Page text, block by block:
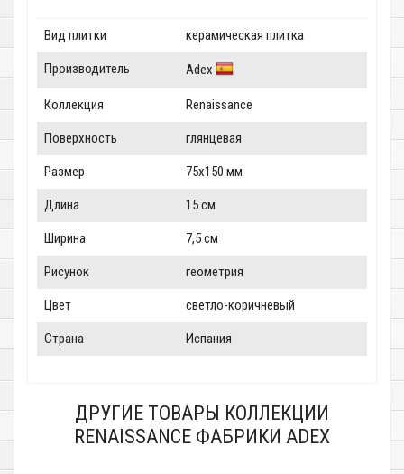
Вид плитки керамическая плитка
Производитель Adex
Коллекция Renaissance
Поверхность глянцевая
Размер 75x150 мм
Длина 15 см
Ширина 7,5 см
Рисунок геометрия
Цвет светло-коричневый
Страна Испания
ДРУГИЕ ТОВАРЫ КОЛЛЕКЦИИ
RENAISSANCE ФАБРИКИ ADEX